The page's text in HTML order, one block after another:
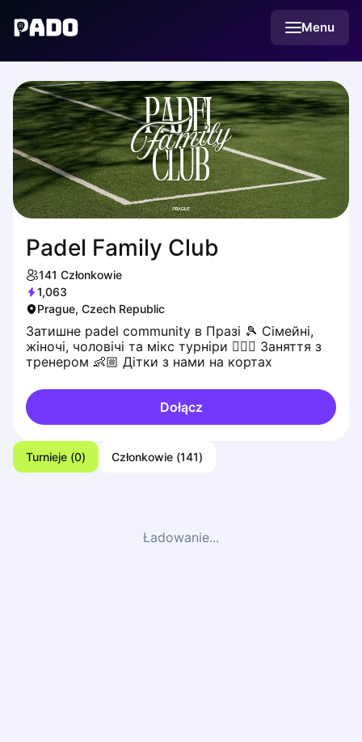
Menu
Українська
Padel Family Club
141 Członkowie
1,063
Prague, Czech Republic
Затишне padel community в Празі 🎾 Сімейні,
жіночі, чоловічі та мікс турніри 🧔🏽‍♂️ Заняття з
тренером 👶🏼 Дітки з нами на кортах
Dołącz
Turnieje (0) Członkowie (141)
Ładowanie...